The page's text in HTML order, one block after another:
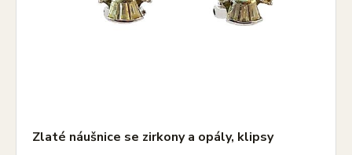
Zlaté náušnice se zirkony a opály, klipsy